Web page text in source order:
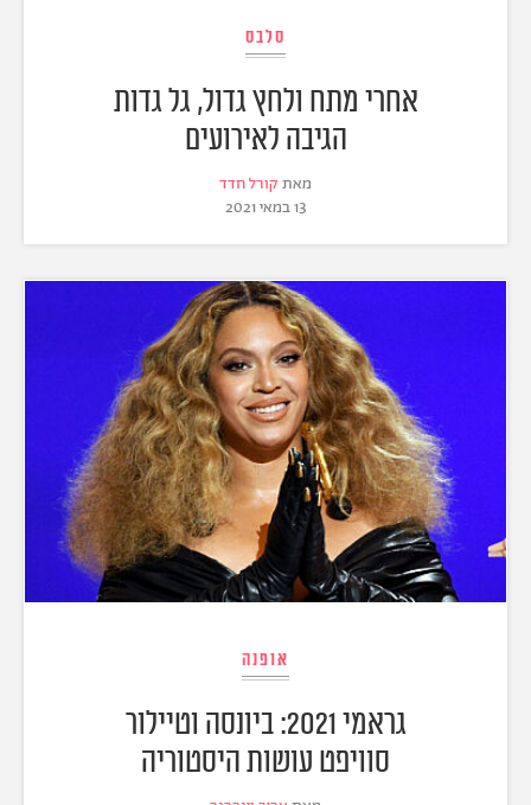
סלבס
אחרי מתח ולחץ גדול, גל גדות
הגיבה לאירועים
מאת קורל חדד
13 במאי 2021
אופנה
גראמי 2021: ביונסה וטיילור
סוויפט עושות היסטוריה